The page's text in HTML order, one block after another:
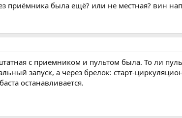
приёмника была ещё? или не местная? вин
с приемником и пультом была. То ли
запуск, а через брелок: старт-
останавливается.